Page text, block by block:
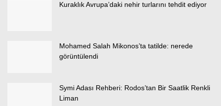
Kuraklık Avrupa’daki nehir turlarını tehdit ediyor
Mohamed Salah Mikonos’ta tatilde: nerede
görüntülendi
Symi Adası Rehberi: Rodos’tan Bir Saatlik Renkli
Liman